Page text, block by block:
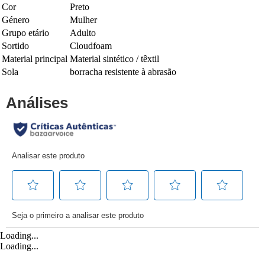
Cor
Preto
Género
Mulher
Grupo etário
Adulto
Sortido
Cloudfoam
Material principal Material sintético / têxtil
Sola
borracha resistente à abrasão
Loading...
Loading...